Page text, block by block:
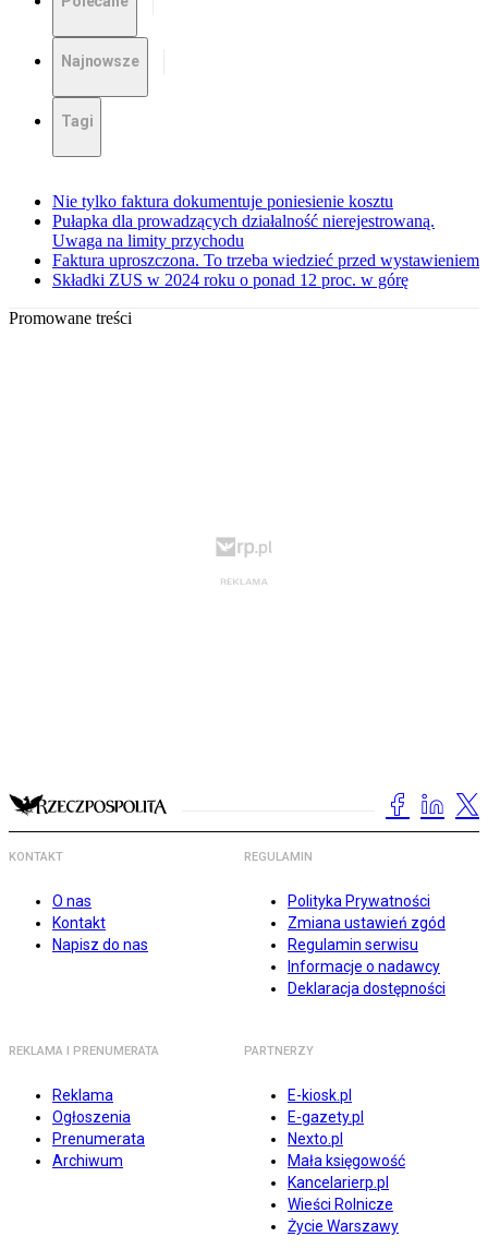
Najnowsze
Tagi
Nie tylko faktura dokumentuje poniesienie kosztu
Pułapka dla prowadzących działalność nierejestrowaną.
Uwaga na limity przychodu
Faktura uproszczona. To trzeba wiedzieć przed wystawieniem
Składki ZUS w 2024 roku o ponad 12 proc. w górę
Promowane treści
KONTAKT
O nas
Kontakt
Napisz do nas
REGULAMIN
Polityka Prywatności
Zmiana ustawień zgód
Regulamin serwisu
Informacje o nadawcy
Deklaracja dostępności
REKLAMA I PRENUMERATA
Reklama
Ogłoszenia
Prenumerata
Archiwum
PARTNERZY
E-kiosk.pl
E-gazety.pl
Nexto.pl
Mała księgowość
Kancelarierp.pl
Wieści Rolnicze
Życie Warszawy